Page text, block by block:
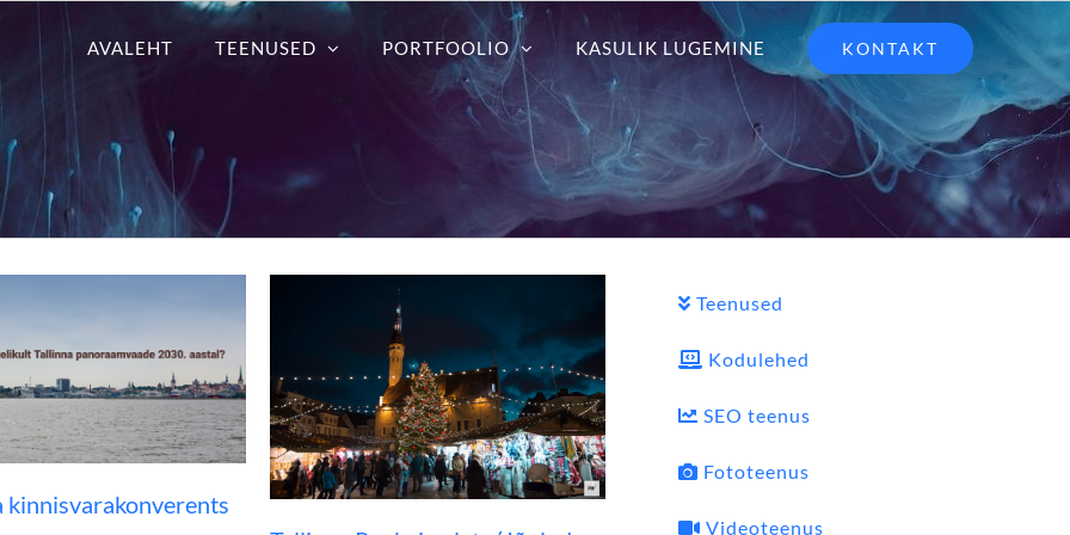
AVALEHT TEENUSED PORTFOOLIO KASULIK LUGEMINE KONTAKT
kinnisvarakonverents
Teenused
Kodulehed
SEO teenus
Fototeenus
Videoteenus